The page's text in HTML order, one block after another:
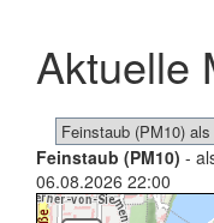
Aktuelle
Feinstaub (PM10) -
06.08.2026 22:00